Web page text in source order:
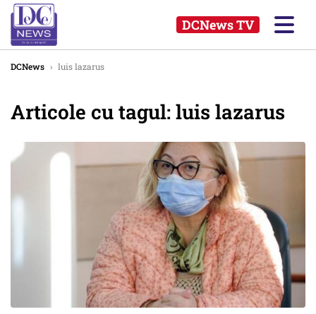
DCNews TV
DCNews › luis lazarus
Articole cu tagul: luis lazarus